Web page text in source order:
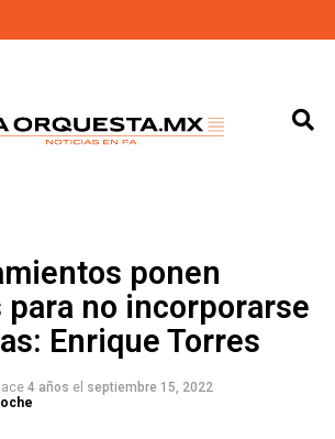
ponen
no incorporarse
Enrique Torres
4 años el septiembre 15, 2022